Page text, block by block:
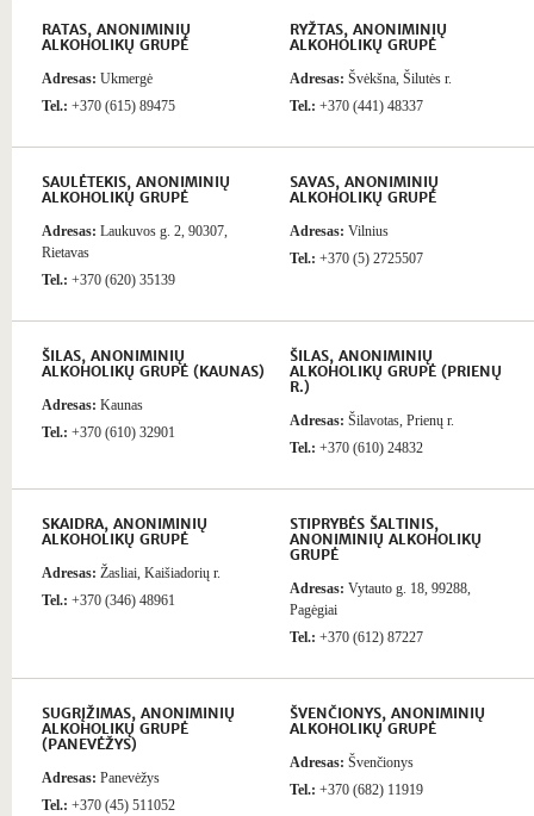
RATAS, ANONIMINIŲ
ALKOHOLIKŲ GRUPĖ
Adresas: Ukmergė
Tel.: +370 (615) 89475
RYŽTAS, ANONIMINIŲ
ALKOHOLIKŲ GRUPĖ
Adresas: Švėkšna, Šilutės r.
Tel.: +370 (441) 48337
SAULĖTEKIS, ANONIMINIŲ
ALKOHOLIKŲ GRUPĖ
Adresas: Laukuvos g. 2, 90307,
Rietavas
Tel.: +370 (620) 35139
SAVAS, ANONIMINIŲ
ALKOHOLIKŲ GRUPĖ
Adresas: Vilnius
Tel.: +370 (5) 2725507
ŠILAS, ANONIMINIŲ
ALKOHOLIKŲ GRUPĖ (KAUNAS)
Adresas: Kaunas
Tel.: +370 (610) 32901
ŠILAS, ANONIMINIŲ
ALKOHOLIKŲ GRUPĖ (PRIENŲ
R.)
Adresas: Šilavotas, Prienų r.
Tel.: +370 (610) 24832
SKAIDRA, ANONIMINIŲ
ALKOHOLIKŲ GRUPĖ
Adresas: Žasliai, Kaišiadorių r.
Tel.: +370 (346) 48961
STIPRYBĖS ŠALTINIS,
ANONIMINIŲ ALKOHOLIKŲ
GRUPĖ
Adresas: Vytauto g. 18, 99288,
Pagėgiai
Tel.: +370 (612) 87227
SUGRĮŽIMAS, ANONIMINIŲ
ALKOHOLIKŲ GRUPĖ
(PANEVĖŽYS)
Adresas: Panevėžys
Tel.: +370 (45) 511052
ŠVENČIONYS, ANONIMINIŲ
ALKOHOLIKŲ GRUPĖ
Adresas: Švenčionys
Tel.: +370 (682) 11919